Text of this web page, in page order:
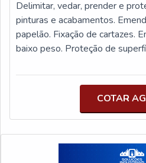
durabilidade dos materiais,
substituições frequentes de
com suas funções
poupar gastos
quando pensamos em uma
confiança e produtos de
motivos são: Diversas opções
de atuação; Atendimento
Comprometimento com o
Delimitar, vedar, prender e
pinturas e acabamentos.
papelão. Fixação de cartazes.
baixo peso. Proteção de
COTAR